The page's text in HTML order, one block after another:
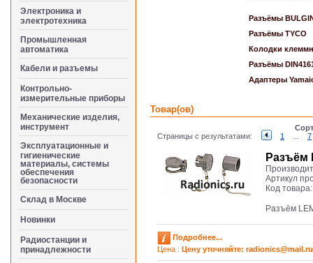
Разъёмы
Разъёмы TYCO
Колодки
Разъёмы
Адаптеры
Товар(ов)
Страницы с результатами:
1 7
Разъём
Артикул
Код
Разъём
Подробнее...
Цена : Цену уточняйте: radioniсs@mail.ru
Электроника и
электротехника
Промышленная
автоматика
Кабели и разъемы
Контрольно-
измерительные приборы
Механические изделия,
инструмент
Эксплуатационные и
гигиенические
материалы, системы
обеспечения
безопасности
Cклад в Москве
Новинки
Радиостанции и
принадлежности